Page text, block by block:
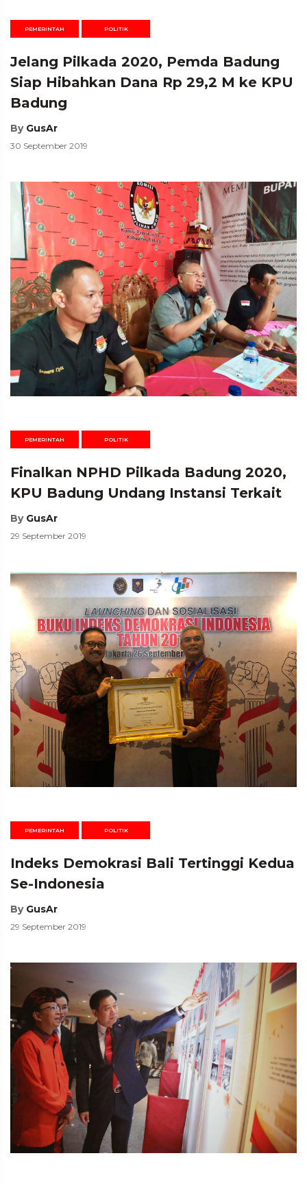
PEMERINTAH POLITIK
Jelang Pilkada 2020, Pemda Badung
Siap Hibahkan Dana Rp 29,2 M ke KPU
Badung
By GusAr
30 September 2019
PEMERINTAH POLITIK
Finalkan NPHD Pilkada Badung 2020,
KPU Badung Undang Instansi Terkait
By GusAr
29 September 2019
PEMERINTAH POLITIK
Indeks Demokrasi Bali Tertinggi Kedua
Se-Indonesia
By GusAr
29 September 2019